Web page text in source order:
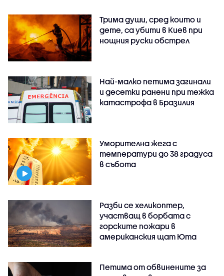
Трима души, сред които и
дете, са убити в Киев при
нощния руски обстрел
Най-малко петима загинали
и десетки ранени при тежка
катастрофа в Бразилия
Уморителна жега с
температури до 38 градуса
в събота
Разби се хеликоптер,
участващ в борбата с
горските пожари в
американския щат Юта
Петима от обвинените за